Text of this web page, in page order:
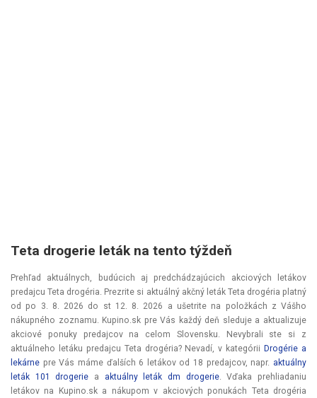
Teta drogerie leták na tento týždeň
Prehľad aktuálnych, budúcich aj predchádzajúcich akciových letákov
predajcu Teta drogéria. Prezrite si aktuálný akčný leták Teta drogéria platný
od po 3. 8. 2026 do st 12. 8. 2026
a ušetrite na položkách z Vášho
nákupného zoznamu. Kupino.sk pre Vás každý deň sleduje a aktualizuje
akciové ponuky predajcov na celom Slovensku. Nevybrali ste si z
aktuálneho letáku predajcu Teta drogéria? Nevadí, v kategóriiDrogérie a
lekárne pre Vás máme ďalších 6 letákov od 18 predajcov, napr. aktuálny
leták 101 drogerie a aktuálny leták dm drogerie. Vďaka prehliadaniu
letákov na Kupino.sk a nákupom v akciových ponukách Teta drogéria